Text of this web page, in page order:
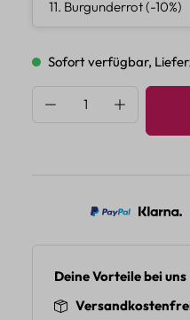
Sofort verfügbar,
Produkt Anzahl:
Deine Vorteile bei uns